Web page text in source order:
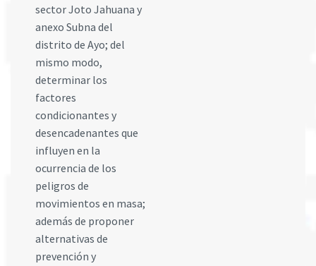
sector Joto Jahuana y
anexo Subna del
distrito de Ayo; del
mismo modo,
determinar los
factores
condicionantes y
desencadenantes que
influyen en la
ocurrencia de los
peligros de
movimientos en masa;
además de proponer
alternativas de
prevención y